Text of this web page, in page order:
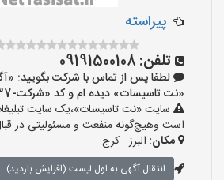
پیراسته
تلفن: 09191500108
لطفا پس از تماس با شرکت بگویید:
«نت تاسیسات» دیده ام و کد «شرکت-37» را اعلام کنید»
سایت «نت تاسیسات»،یک سایت
است وهیچ‌گونه منفعت و مسئولیتی در
مکان: البرز - کرج
انتقال آگهی به اول لیست (افزایش بازدید)